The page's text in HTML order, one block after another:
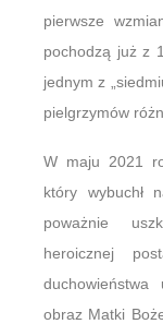
pierwsze
pochodzą już z
jednym z
pielgrzymów
W maju 2021
który wybuchł
poważnie
heroicznej
obraz Matki